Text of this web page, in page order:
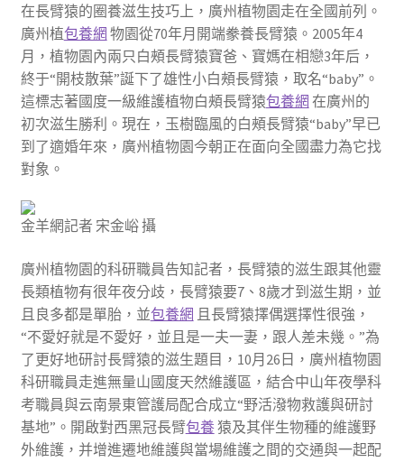
在長臂猿的圈養滋生技巧上，廣州植物園走在全國前列。
廣州植包養網 物園從70年月開端豢養長臂猿。2005年4
月，植物園內兩只白頰長臂猿寶爸、寶媽在相戀3年后，
終于“開枝散葉”誕下了雄性小白頰長臂猿，取名“baby”。
這標志著國度一級維護植物白頰長臂猿包養網 在廣州的
初次滋生勝利。現在，玉樹臨風的白頰長臂猿“baby”早已
到了適婚年來，廣州植物園今朝正在面向全國盡力為它找
對象。
金羊網記者 宋金峪 攝
廣州植物園的科研職員告知記者，長臂猿的滋生跟其他靈
長類植物有很年夜分歧，長臂猿要7、8歲才到滋生期，並
且良多都是單胎，並包養網 且長臂猿擇偶選擇性很強，
“不愛好就是不愛好，並且是一夫一妻，跟人差未幾。”為
了更好地研討長臂猿的滋生題目，10月26日，廣州植物園
科研職員走進無量山國度天然維護區，結合中山年夜學科
考職員與云南景東管護局配合成立“野活潑物救護與研討
基地”。開啟對西黑冠長臂包養猿及其伴生物種的維護野
外維護，并增進遷地維護與當場維護之間的交通與一起配